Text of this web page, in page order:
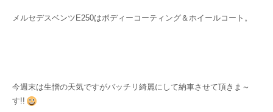
メルセデスベンツE250はボディーコーティング＆ホイールコート。
今週末は生憎の天気ですがバッチリ綺麗にして納車させて頂きま～
す!!